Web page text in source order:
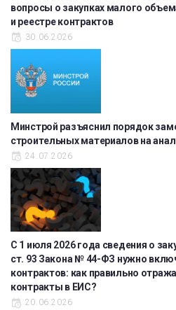
вопросы о закупках малого
и реестре контрактов
30.06.2026
Минстрой разъяснил порядок
строительных материалов на
24.07.2026
С 1 июля 2026 года сведения о
ст. 93 Закона № 44-ФЗ нужно
контрактов: как правильно
контракты в ЕИС?
20.06.2026